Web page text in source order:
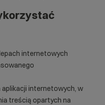
internetowych
internetowych, w
treścią opartych na